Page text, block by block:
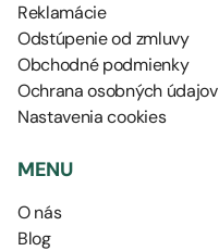
Reklamácie
Odstúpenie od zmluvy
Obchodné podmienky
Ochrana osobných údajov
Nastavenia cookies
MENU
O nás
Blog